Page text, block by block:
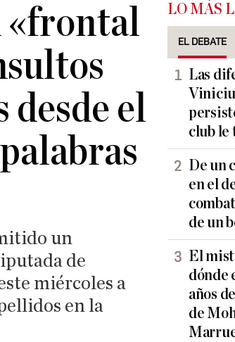
«frontal
el
un
de
miércoles a
en la
LO MÁS
EL DEBATE
Las
club le
De un
en el
de un
El
dónde
años
de